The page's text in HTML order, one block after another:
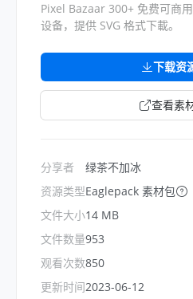
Pixel Bazaar 300+ 免费可商
设备，提供 SVG 格式下載。
下载资
查看素
分享者
资源类型
文件大小
文件数量
观看次数
更新时间
绿茶不加冰
Eaglepack 素材包
14 MB
953
850
2023-06-12